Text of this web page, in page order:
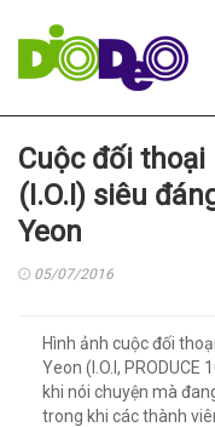
Cuộc đối thoại
(I.O.I) siêu
Yeon
05/07/2016
Hình ảnh cuộc đối
Yeon (I.O.I,
khi nói chuyện mà
trong khi các thành